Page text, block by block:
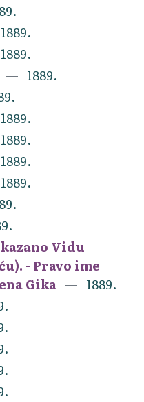
1889.
1889.
1889.
1889.
1889.
1889.
1889.
Vidu
- Pravo ime
Gika
1889.